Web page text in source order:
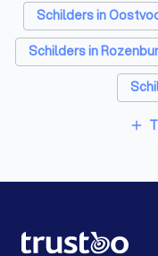
Schilders in
Schilders in
Schilders in Den
add